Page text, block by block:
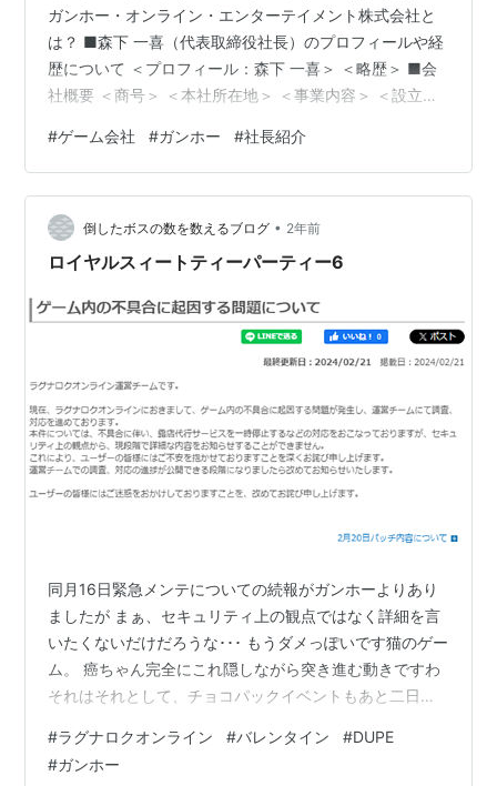
ガンホー・オンライン・エンターテイメント株式会社と
は？ ■森下 一喜（代表取締役社長）のプロフィールや経
歴について ＜プロフィール：森下 一喜＞ ＜略歴＞ ■会
社概要 ＜商号＞ ＜本社所在地＞ ＜事業内容＞ ＜設立＞
ーテイメント株式会社の今後の展望 今回は、ガンホー・
オンライン・エンターテイメント株式会社の代表取締役
社長を務める森下 一喜氏について紹介していきます。
#ゲーム会社 #ガンホー #社長紹介
倒したボスの数を数えるブログ • 2年前
ロイヤルスィートティーパーティー6
同月16日緊急メンテについての続報がガンホーよりあり
ましたが まぁ、セキュリティ上の観点ではなく詳細を言
いたくないだけだろうな･･･ もうダメっぽいです猫のゲー
ム。 癌ちゃん完全にこれ隠しながら突き進む動きですわ
それはそれとして、チョコパックイベントもあと二日で
し始めて開け続けてるか忘れましたが 20,000パックくら
いもう開けてると思います（ビターチョコの数的に） 買
#ラグナロクオンライン #バレンタイン #DUPE
#ガンホー